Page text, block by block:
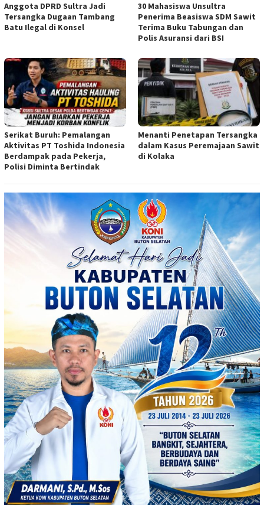
Anggota DPRD Sultra Jadi
Tersangka Dugaan Tambang
Batu Ilegal di Konsel
30 Mahasiswa Unsultra
Penerima Beasiswa SDM Sawit
Terima Buku Tabungan dan
Polis Asuransi dari BSI
Serikat Buruh: Pemalangan
Aktivitas PT Toshida Indonesia
Berdampak pada Pekerja,
Polisi Diminta Bertindak
Menanti Penetapan Tersangka
dalam Kasus Peremajaan Sawit
di Kolaka